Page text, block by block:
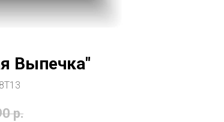
Выпечка"
р.